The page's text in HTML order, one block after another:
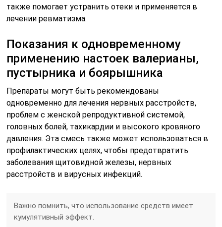
также помогает устранить отеки и применяется в
лечении ревматизма.
Показания к одновременному
применению настоек валерианы,
пустырника и боярышника
Препараты могут быть рекомендованы
одновременно для лечения нервных расстройств,
проблем с женской репродуктивной системой,
головных болей, тахикардии и высокого кровяного
давления. Эта смесь также может использоваться в
профилактических целях, чтобы предотвратить
заболевания щитовидной железы, нервных
расстройств и вирусных инфекций.
Важно помнить, что использование средств имеет
кумулятивный эффект.